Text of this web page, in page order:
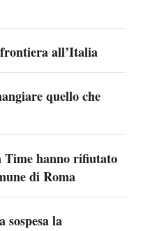
all’Italia
quello che
hanno rifiutato
di Roma
sospesa la